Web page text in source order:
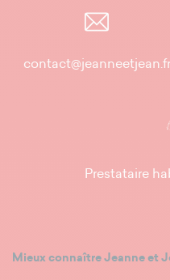
contact@jeanneetjean.fr
Prestataire
Mieux connaître Jeanne et